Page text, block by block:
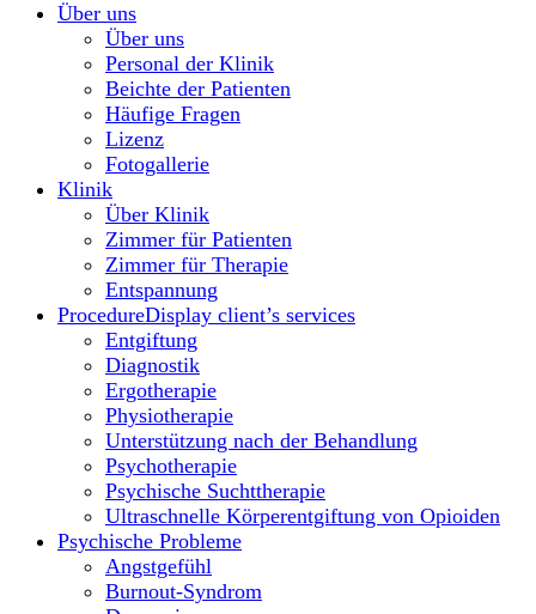
Über uns
Über uns
Personal der Klinik
Beichte der Patienten
Häufige Fragen
Lizenz
Fotogallerie
Klinik
Über Klinik
Zimmer für Patienten
Zimmer für Therapie
Entspannung
ProcedureDisplay client’s services
Entgiftung
Diagnostik
Ergotherapie
Physiotherapie
Unterstützung nach der Behandlung
Psychotherapie
Psychische Suchttherapie
Ultraschnelle Körperentgiftung von Opioiden
Psychische Probleme
Angstgefühl
Burnout-Syndrom